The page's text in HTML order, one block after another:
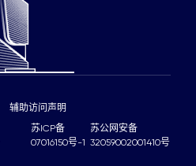
苏ICP备
07016150号-1
苏公网安备
32059002001410号
辅助访问声明